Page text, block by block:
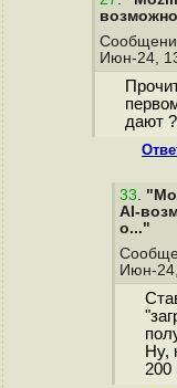
Июн-24,
дают
33.
AI-
о..."
Июн-
Ну,
200